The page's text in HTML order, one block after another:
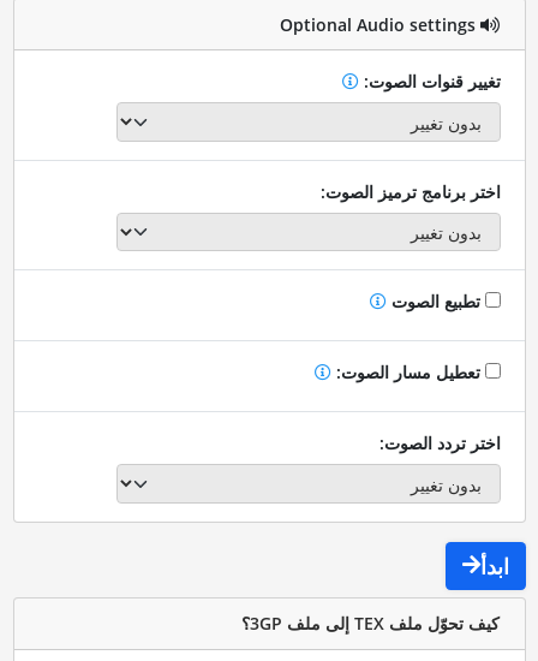
Optional Audio settings
تغيير قنوات الصوت:
اختر برنامج ترميز الصوت:
تطبيع الصوت
تعطيل مسار الصوت:
اختر تردد الصوت:
ابدأ
كيف تحوّل ملف TEX إلى ملف 3GP؟